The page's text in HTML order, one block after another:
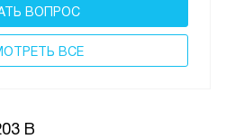
ВОПРОС
ВСЕ
B